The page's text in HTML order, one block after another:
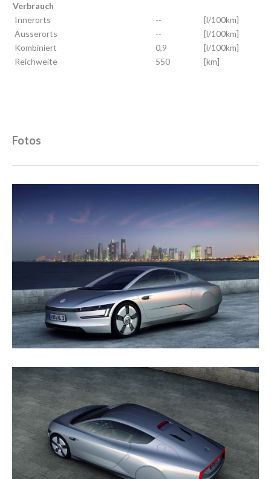
Verbrauch
Innerorts
--
[l/100km]
Ausserorts
--
[l/100km]
Kombiniert
0,9
[l/100km]
Reichweite
550 [km]
Fotos